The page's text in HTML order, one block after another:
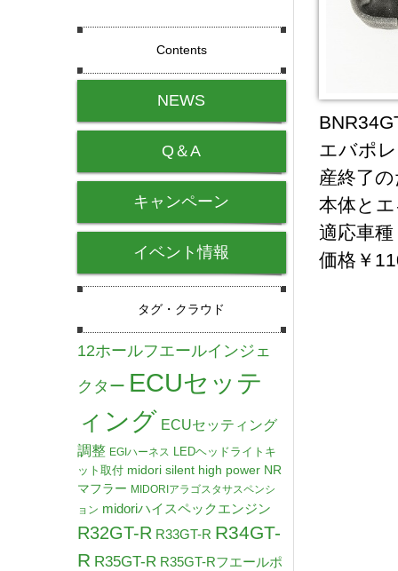
エバポ
産終了
本体と
適応車
価格￥
Contents
NEWS
Q＆A
キャンペーン
イベント情報
タグ・クラウド
12ホールフエールインジェ
クター ECUセッテ
ィング ECUセッティング
調整 EGIハーネス LEDヘッドライトキ
ット取付 midori silent high power NR
マフラー MIDORIアラゴスタサスペンシ
ョン midoriハイスペックエンジン
R32GT-R R33GT-R R34GT-
R R35GT-R R35GT-Rフエールポ